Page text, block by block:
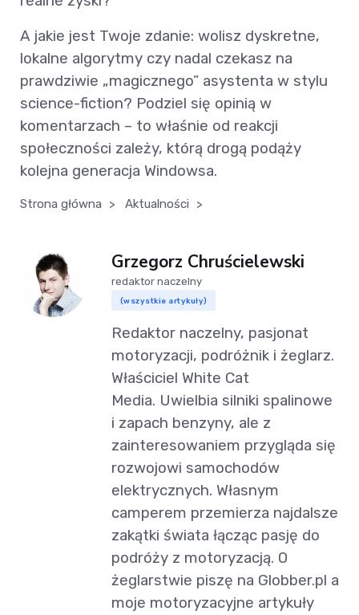
A jakie jest Twoje zdanie: wolisz dyskretne,
lokalne algorytmy czy nadal czekasz na
prawdziwie „magicznego” asystenta w stylu
science-fiction? Podziel się opinią w
komentarzach – to właśnie od reakcji
społeczności zależy, którą drogą podąży
kolejna generacja Windowsa.
Strona główna > Aktualności >
Grzegorz Chruścielewski
redaktor naczelny
(wszystkie artykuły)
Redaktor naczelny, pasjonat
motoryzacji, podróżnik i żeglarz.
Właściciel White Cat
Media. Uwielbia silniki spalinowe
i zapach benzyny, ale z
zainteresowaniem przygląda się
rozwojowi samochodów
elektrycznych. Własnym
camperem przemierza najdalsze
zakątki świata łącząc pasję do
podróży z motoryzacją. O
żeglarstwie piszę na Globber.pl a
moje motoryzacyjne artykuły